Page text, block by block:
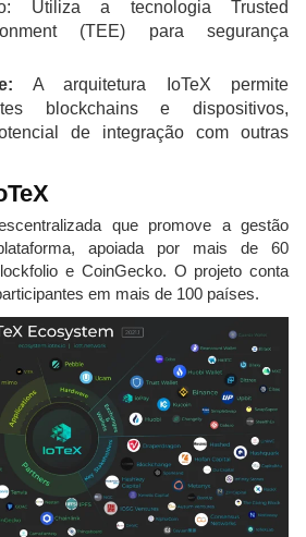
Utiliza a tecnologia Trusted
(TEE) para segurança
A arquitetura IoTeX permite
blockchains e dispositivos,
de integração com outras
que promove a gestão
apoiada por mais de 60
e CoinGecko. O projeto conta
em mais de 100 países.